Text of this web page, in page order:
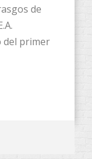
de
del primer